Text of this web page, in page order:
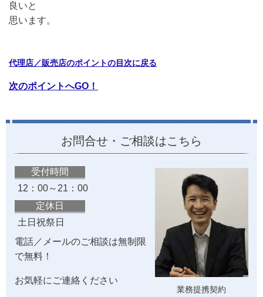
良いと
思います。
代理店／販売店のポイントの目次に戻る
次のポイントへGO！
お問合せ・ご相談はこちら
業務提携契約
受付時間
12：00～21：00
定休日
土日祝祭日
電話／メールのご相談は無制限
で無料！
お気軽にご連絡ください